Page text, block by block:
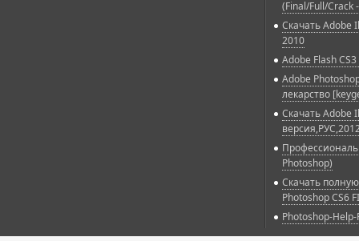
(Final/Full/Crack
Скачать Adobe
2010
Adobe Flash
Adobe
лекарство
Скачать Adobe
Photoshop)
Скачать
Photoshop CS6
Photoshop-Help-